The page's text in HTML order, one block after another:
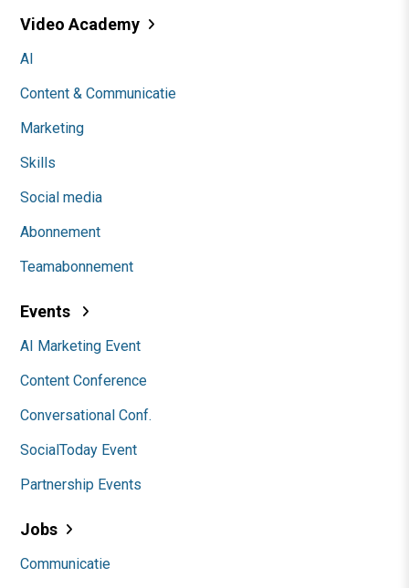
Video Academy
AI
Content & Communicatie
Marketing
Skills
Social media
Abonnement
Teamabonnement
Events
AI Marketing Event
Content Conference
Conversational Conf.
SocialToday Event
Partnership Events
Jobs
Communicatie